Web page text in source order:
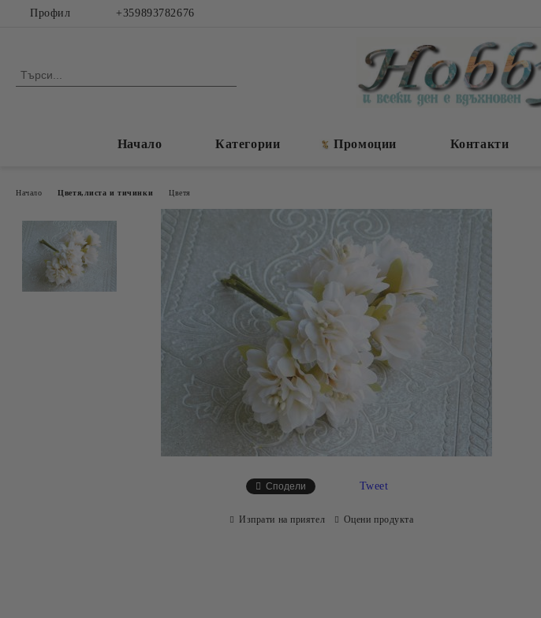
Профил +359893782676
Начало Категории Промоции Контакти
Начало Цветя,листа и тичинки Цветя
Сподели Tweet
Изпрати на приятел Оцени продукта